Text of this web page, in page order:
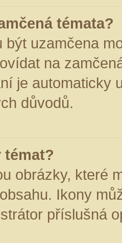
témata?
být uzamčena
na
je automaticky
důvodů.
témat?
obrázky, které
Ikony
příslušná